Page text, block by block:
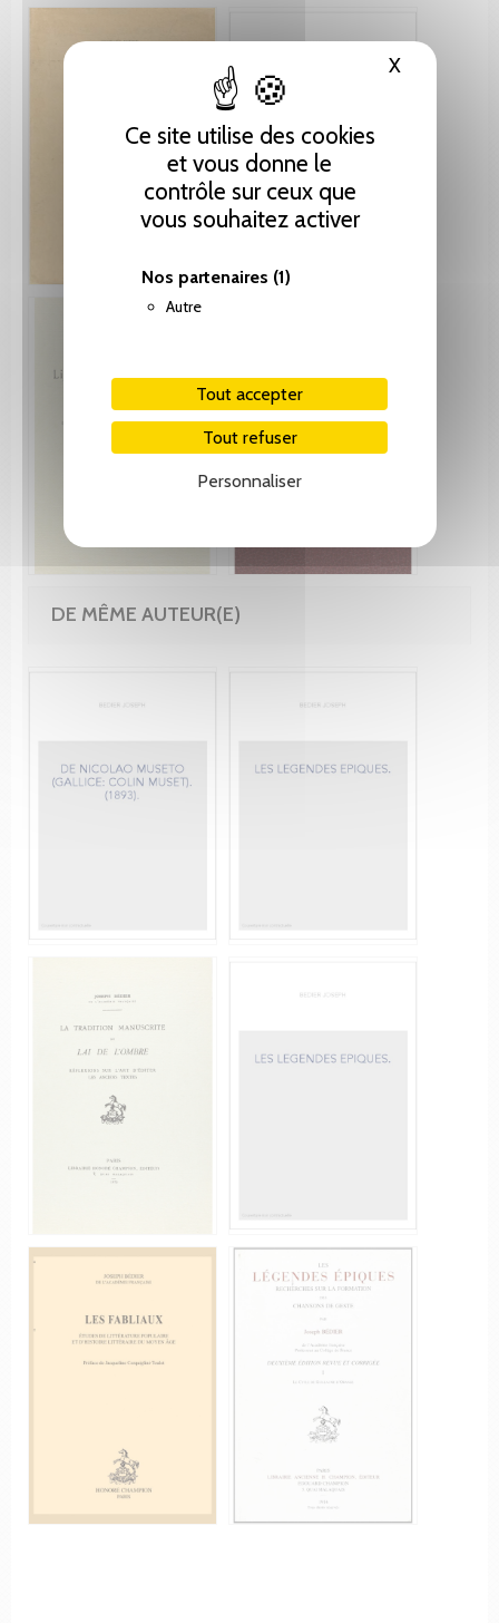
Ce site utilise des cookies
et vous donne le
contrôle sur ceux que
vous souhaitez activer
Nos partenaires (1)
Autre
Tout accepter
Tout refuser
Personnaliser
XMasquer
DE MÊME AUTEUR(E)